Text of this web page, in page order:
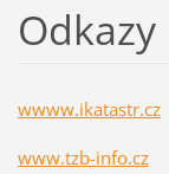
Odkazy
wwww.ikatastr.cz
www.tzb-info.cz